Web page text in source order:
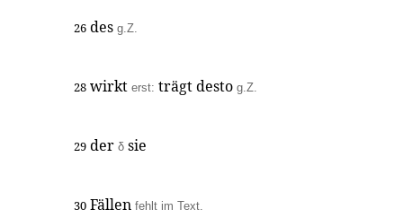
26 des g.Z.
28 wirkt erst: trägt desto g.Z.
29 der δ sie
30 Fällen fehlt im Text.